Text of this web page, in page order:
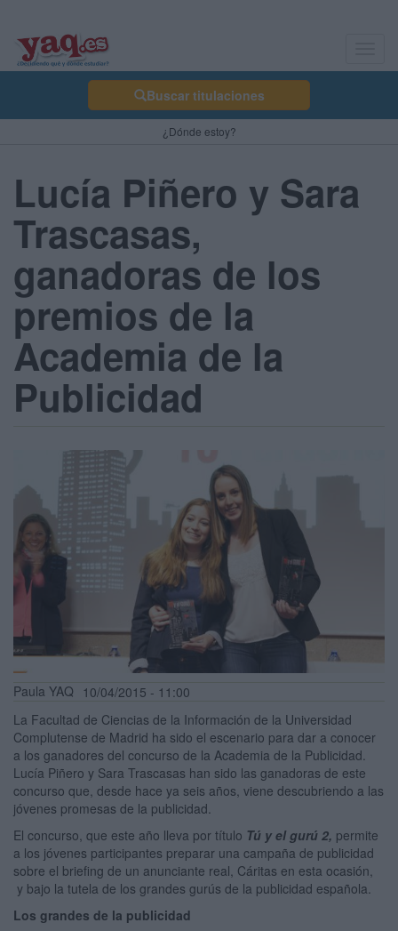
Buscar titulaciones
¿Dónde estoy?
Lucía Piñero y Sara
Trascasas,
ganadoras de los
premios de la
Academia de la
Publicidad
Paula YAQ 10/04/2015 - 11:00
La Facultad de Ciencias de la Información de la Universidad
Complutense de Madrid ha sido el escenario para dar a conocer
a los ganadores del concurso de la Academia de la Publicidad.
Lucía Piñero y Sara Trascasas han sido las ganadoras de este
concurso que, desde hace ya seis años, viene descubriendo a las
jóvenes promesas de la publicidad.
El concurso, que este año lleva por título Tú y el gurú 2, permite
a los jóvenes participantes preparar una campaña de publicidad
sobre el briefing de un anunciante real, Cáritas en esta ocasión,
y bajo la tutela de los grandes gurús de la publicidad española.
Los grandes de la publicidad